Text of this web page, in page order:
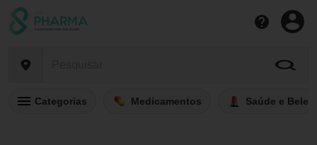
Categorias Medicamentos Saúde e